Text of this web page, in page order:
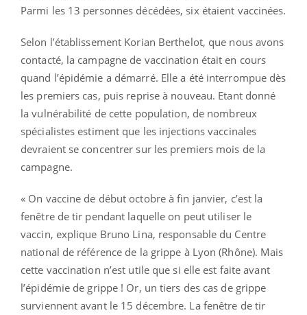
Parmi les 13 personnes décédées, six étaient vaccinées.
Selon l’établissement Korian Berthelot, que nous avons
contacté, la campagne de vaccination était en cours
quand l’épidémie a démarré. Elle a été interrompue dès
les premiers cas, puis reprise à nouveau. Etant donné
la vulnérabilité de cette population, de nombreux
spécialistes estiment que les injections vaccinales
devraient se concentrer sur les premiers mois de la
campagne.
« On vaccine de début octobre à fin janvier, c’est la
fenêtre de tir pendant laquelle on peut utiliser le
vaccin, explique Bruno Lina, responsable du Centre
national de référence de la grippe à Lyon (Rhône). Mais
cette vaccination n’est utile que si elle est faite avant
l’épidémie de grippe ! Or, un tiers des cas de grippe
surviennent avant le 15 décembre. La fenêtre de tir